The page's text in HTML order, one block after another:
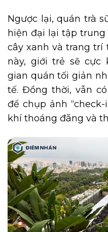
Ngược lại, quán trà
hiện đại lại tập
cây xanh và trang trí
này, giới trẻ sẽ cực
gian quán tối giản
tế. Đồng thời, vẫn
để chụp ảnh
khí thoáng đãng và